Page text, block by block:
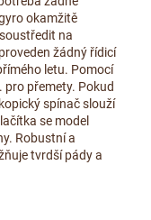
okamžitě
na
žádný řídicí
letu. Pomocí
přemety. Pokud
spínač slouží
se model
Robustní a
tvrdší pády a